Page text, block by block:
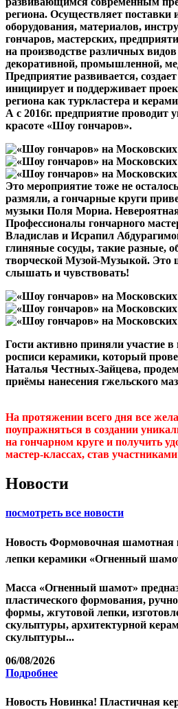
региона. Осуществляет поставки
оборудования, материалов,
гончаров, мастерских,
на производстве различных
декоративной, промышленной,
Предприятие развивается,
инициирует и поддерживает
региона как туркластера и
А с 2016г. предприятие проводит
красоте «Шоу гончаров».
Это мероприятие тоже не
размяли, а гончарные круги
музыки Поля Мориа.
Профессионалы гончарного
Владислав и Исрапил
глиняные сосуды, такие разные,
творческой Музой-Музыкой. Это
слышать и чувствовать!
Гости активно приняли участие в
росписи керамики, который
Наталья Честных-Зайцева,
приёмы нанесения гжельского
На протяжении всего дня все
поупражняться в создании
на гончарном круге и получить
мастер-классах, став
Новости
посмотреть все новости
Новость Формовочная шамотная
лепки керамики «Огненный
Масса «Огненный шамот»
пластического формования,
формы, жгутовой лепки,
скульптуры, архитектурной
скульптуры...
06/08/2026
Подробнее
Новость Новинка! Пластичная